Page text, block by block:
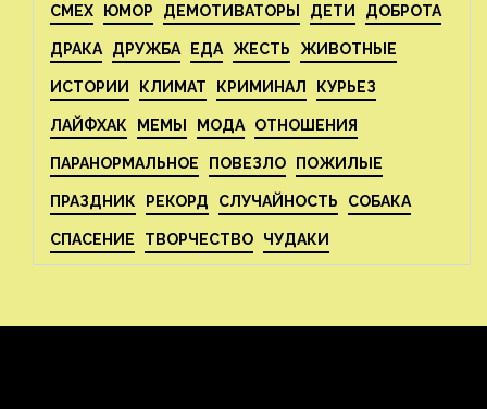
СМЕХ ЮМОР ДЕМОТИВАТОРЫ ДЕТИ ДОБРОТА
ДРАКА ДРУЖБА ЕДА ЖЕСТЬ ЖИВОТНЫЕ
ИСТОРИИ КЛИМАТ КРИМИНАЛ КУРЬЕЗ
ЛАЙФХАК МЕМЫ МОДА ОТНОШЕНИЯ
ПАРАНОРМАЛЬНОЕ ПОВЕЗЛО ПОЖИЛЫЕ
ПРАЗДНИК РЕКОРД СЛУЧАЙНОСТЬ СОБАКА
СПАСЕНИЕ ТВОРЧЕСТВО ЧУДАКИ